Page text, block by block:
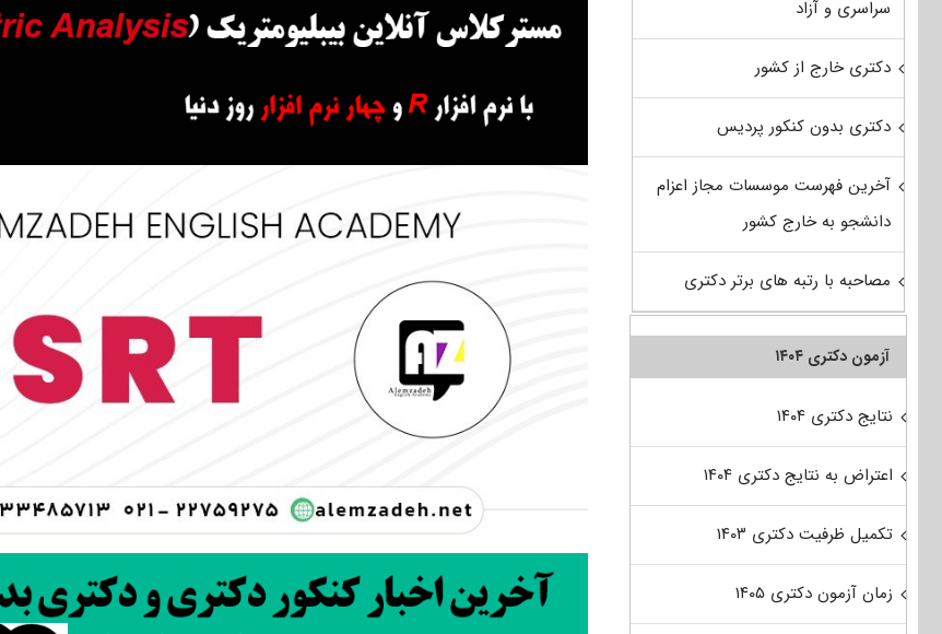
سراسری و آزاد
دکتری خارج از کشور
دکتری بدون کنکور پردیس
آخرین فهرست موسسات مجاز اعزام
دانشجو به خارج کشور
مصاحبه با رتبه های برتر دکتری
آزمون دکتری ۱۴۰۴
نتایج دکتری ۱۴۰۴
اعتراض به نتایج دکتری ۱۴۰۴
تکمیل ظرفیت دکتری ۱۴۰۳
زمان آزمون دکتری ۱۴۰۵